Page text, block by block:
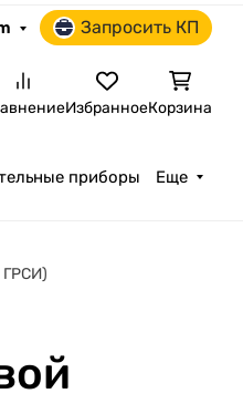
Запросить КП
ИзбранноеКорзина
приборы Еще
ГРСИ)